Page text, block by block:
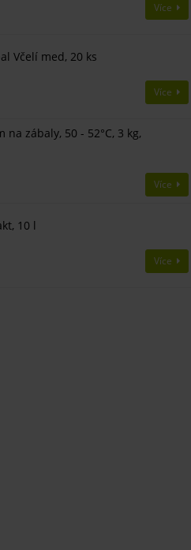
Více
Včelí med, 20 ks
Více
na zábaly, 50 - 52°C, 3 kg,
Více
10 l
Více